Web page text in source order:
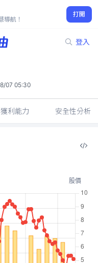
導航！
打開
登入
07 05:30
獲利能力 安全性分析